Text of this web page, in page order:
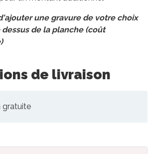
une gravure de votre choix
dessus de la planche (coût
de livraison
gratuite